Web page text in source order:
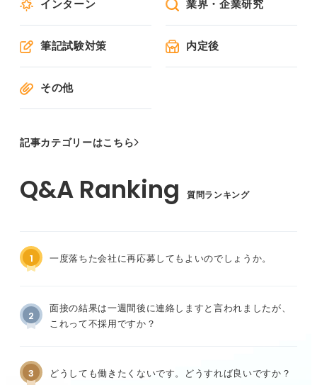
インターン 業界・企業研究
筆記試験対策 内定後
その他
記事カテゴリーはこちら
質問ランキング
1 一度落ちた会社に再応募してもよいのでしょうか。
2
面接の結果は一週間後に連絡しますと言われましたが、
これって不採用ですか？
3 どうしても働きたくないです。どうすれば良いですか？